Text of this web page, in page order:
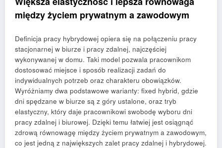
między życiem prywatnym a zawodowym
Definicja pracy hybrydowej opiera się na połączeniu pracy
stacjonarnej w biurze i pracy zdalnej, najczęściej
wykonywanej w domu. Taki model pozwala pracownikom
dostosować miejsce i sposób realizacji zadań do
indywidualnych potrzeb oraz charakteru obowiązków.
Wyróżniamy dwa podstawowe warianty: fixed hybrid, gdzie
dni spędzane w biurze są z góry ustalone, oraz tryb
elastyczny, który daje pracownikowi swobodę wyboru dni
pracy zdalnej i biurowej. Dzięki temu łatwiej jest osiągnąć
zdrową równowagę między życiem prywatnym a zawodowym,
co jest jedną z największych zalet pracy zdalnej i hybrydowej.